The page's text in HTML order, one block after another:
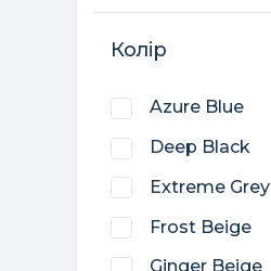
Колір
Azure Blue
Deep Black
Extreme Grey
Frost Beige
Ginger Beige